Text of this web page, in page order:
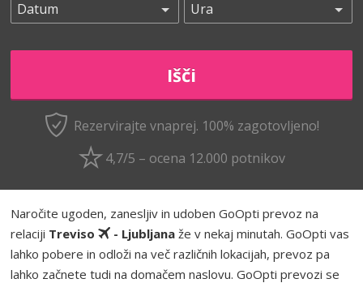
Rezervirajte vnaprej. 100% zagotovljeno!
4,7/5 – ocena 12.000 potnikov
Naročite ugoden, zanesljiv in udoben GoOpti prevoz na
relaciji Treviso - Ljubljana že v nekaj minutah. GoOpti vas
lahko pobere in odloži na več različnih lokacijah, prevoz pa
lahko začnete tudi na domačem naslovu. GoOpti prevozi se